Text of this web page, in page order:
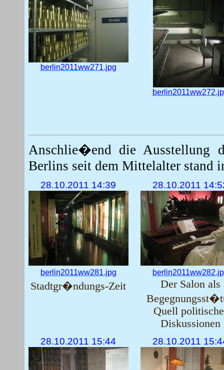
berlin2011ww271.jpg
Anschlie�end die Ausstellung
Berlins seit dem Mittelalter stand
28.10.2011 14:39
berlin2011ww281.jpg
Stadtgr�ndungs-Zeit
28.10.2011
Der Salon als
Quell
Diskussionen
28.10.2011 15:44 28.10.2011